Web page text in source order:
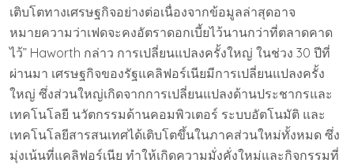
เติบโตทางเศรษฐกิจอย่างต่อเนื่องจากข้อมูลล่าสุดอาจ
หมายความว่าเฟดจะคงอัตราดอกเบี้ยไว้นานกว่าที่ตลาดคาด
ไว้” Haworth กล่าว การเปลี่ยนแปลงครั้งใหญ่ ในช่วง 30 ปีที่
ผ่านมา เศรษฐกิจของรัฐแคลิฟอร์เนียมีการเปลี่ยนแปลงครั้ง
ใหญ่ ซึ่งส่วนใหญ่เกิดจากการเปลี่ยนแปลงด้านประชากรและ
เทคโนโลยี นวัตกรรมด้านคอมพิวเตอร์ ระบบอัตโนมัติ และ
เทคโนโลยีสารสนเทศได้เติบโตขึ้นในภาคส่วนใหม่ทั้งหมด ซึ่ง
มุ่งเน้นที่แคลิฟอร์เนีย ทำให้เกิดความมั่งคั่งใหม่และกิจกรรมที่